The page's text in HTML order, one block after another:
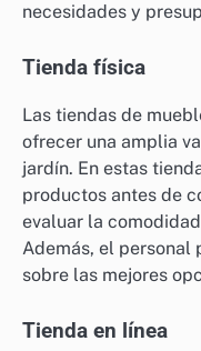
necesidades y
Tienda física
Las tiendas de
ofrecer una amplia
jardín. En estas
productos antes de
evaluar la
Además, el personal
sobre las mejores
Tienda en línea